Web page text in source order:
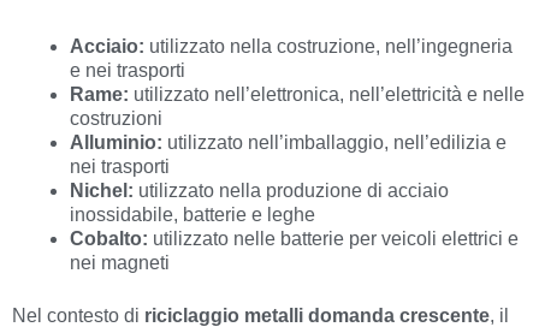
Acciaio: utilizzato nella costruzione, nell’ingegneria
e nei trasporti
Rame: utilizzato nell’elettronica, nell’elettricità e nelle
costruzioni
Alluminio: utilizzato nell’imballaggio, nell’edilizia e
nei trasporti
Nichel: utilizzato nella produzione di acciaio
inossidabile, batterie e leghe
Cobalto: utilizzato nelle batterie per veicoli elettrici e
nei magneti
Nel contesto di riciclaggio metalli domanda crescente, il